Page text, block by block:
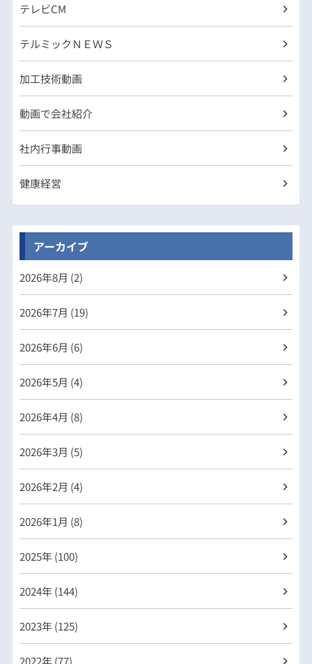
テレビCM
テルミックＮＥＷＳ
加工技術動画
動画で会社紹介
社内行事動画
健康経営
アーカイブ
2026年8月 (2)
2026年7月 (19)
2026年6月 (6)
2026年5月 (4)
2026年4月 (8)
2026年3月 (5)
2026年2月 (4)
2026年1月 (8)
2025年 (100)
2024年 (144)
2023年 (125)
2022年 (77)